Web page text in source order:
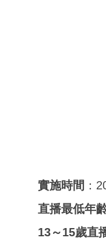
實施時間 ：
直播最低年
13～15歲直